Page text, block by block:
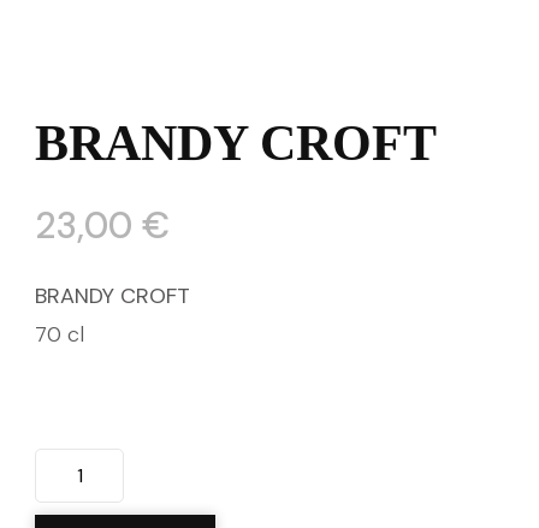
BRANDY CROFT
23,00 €
BRANDY CROFT
70 cl
Quantidade
de